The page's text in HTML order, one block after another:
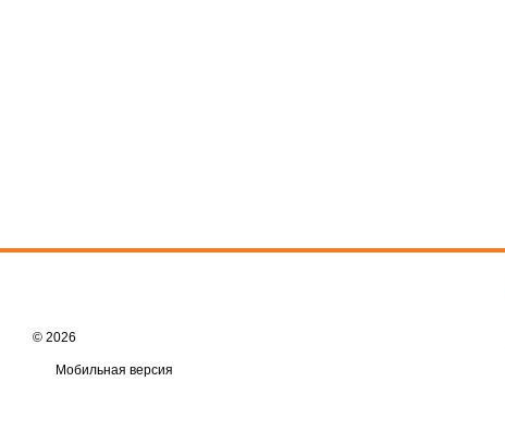
© 2026
Мобильная версия